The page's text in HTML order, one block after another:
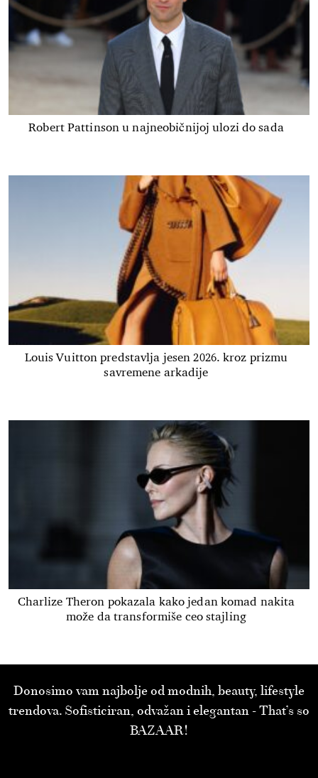
Robert Pattinson u najneobičnijoj ulozi do sada
Louis Vuitton predstavlja jesen 2026. kroz prizmu
savremene arkadije
Charlize Theron pokazala kako jedan komad nakita
može da transformiše ceo stajling
Donosimo vam najbolje od modnih, beauty, lifestyle
trendova. Sofisticiran, odvažan i elegantan - That’s so
BAZAAR!